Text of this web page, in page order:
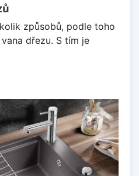
způsobů, podle toho
dřezu. S tím je